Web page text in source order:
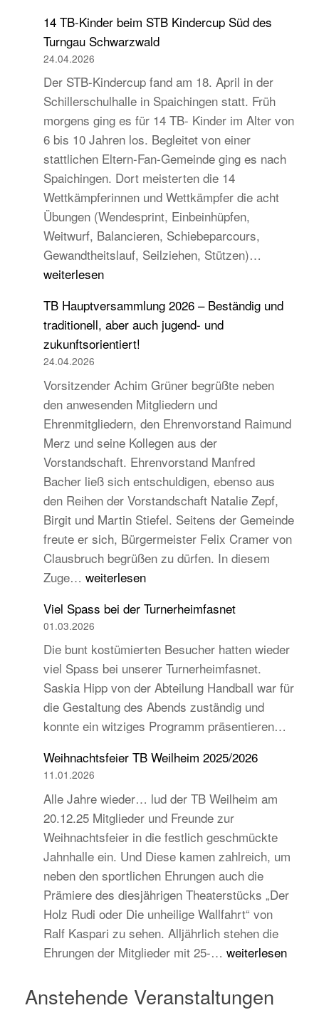
Laufabzeichen
14 TB-Kinder beim STB Kindercup Süd des
Turngau Schwarzwald
24.04.2026
Der STB-Kindercup fand am 18. April in der
Schillerschulhalle in Spaichingen statt. Früh
morgens ging es für 14 TB- Kinder im Alter von
6 bis 10 Jahren los. Begleitet von einer
stattlichen Eltern-Fan-Gemeinde ging es nach
Spaichingen. Dort meisterten die 14
Wettkämpferinnen und Wettkämpfer die acht
Übungen (Wendesprint, Einbeinhüpfen,
Weitwurf, Balancieren, Schiebeparcours,
Gewandtheitslauf, Seilziehen, Stützen)…
beim
des
weiterlesen
TB Hauptversammlung 2026 – Beständig und
traditionell, aber auch jugend- und
zukunftsorientiert!
24.04.2026
Vorsitzender Achim Grüner begrüßte neben
den anwesenden Mitgliedern und
Ehrenmitgliedern, den Ehrenvorstand Raimund
Merz und seine Kollegen aus der
Vorstandschaft. Ehrenvorstand Manfred
Bacher ließ sich entschuldigen, ebenso aus
den Reihen der Vorstandschaft Natalie Zepf,
Birgit und Martin Stiefel. Seitens der Gemeinde
freute er sich, Bürgermeister Felix Cramer von
Clausbruch begrüßen zu dürfen. In diesem
Zuge… TB
2026
–
Beständig
und
traditionell,
aber
auch
jugend-
und
weiterlesen
Viel Spass bei der Turnerheimfasnet
01.03.2026
Die bunt kostümierten Besucher hatten wieder
viel Spass bei unserer Turnerheimfasnet.
Saskia Hipp von der Abteilung Handball war für
die Gestaltung des Abends zuständig und
konnte ein witziges Programm präsentieren…
Weihnachtsfeier TB Weilheim 2025/2026
11.01.2026
Alle Jahre wieder… lud der TB Weilheim am
20.12.25 Mitglieder und Freunde zur
Weihnachtsfeier in die festlich geschmückte
Jahnhalle ein. Und Diese kamen zahlreich, um
neben den sportlichen Ehrungen auch die
Prämiere des diesjährigen Theaterstücks „Der
Holz Rudi oder Die unheilige Wallfahrt“ von
Ralf Kaspari zu sehen. Alljährlich stehen die
Ehrungen der Mitglieder mit 25-… Weihnachtsfeier
2025/2026
weiterlesen
Anstehende Veranstaltungen